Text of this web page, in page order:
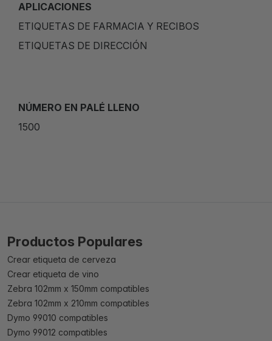
APLICACIONES
ETIQUETAS DE FARMACIA Y RECIBOS
ETIQUETAS DE DIRECCIÓN
NÚMERO EN PALÉ LLENO
1500
Productos Populares
Crear etiqueta de cerveza
Crear etiqueta de vino
Zebra 102mm x 150mm compatibles
Zebra 102mm x 210mm compatibles
Dymo 99010 compatibles
Dymo 99012 compatibles